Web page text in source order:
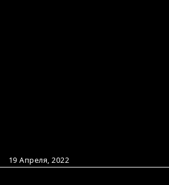
19 Апреля, 2022